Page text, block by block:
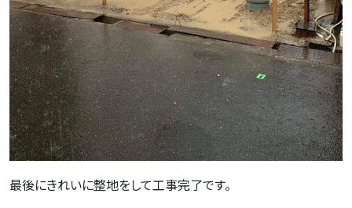
最後にきれいに整地をして工事完了です。